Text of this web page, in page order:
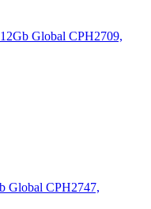
Global CPH2709,
Global CPH2747,